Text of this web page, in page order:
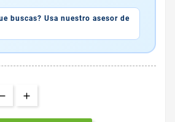
buscas? Usa nuestro asesor de